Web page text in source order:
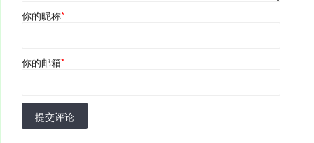
你的昵称*
你的邮箱*
提交评论